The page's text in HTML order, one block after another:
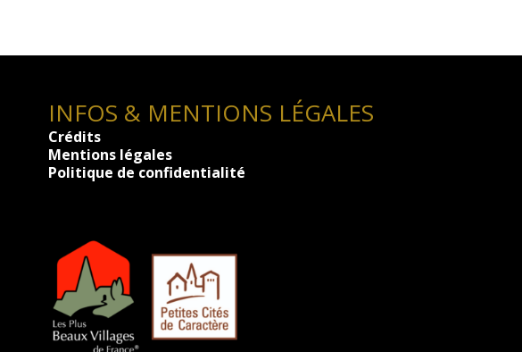
INFOS & MENTIONS LÉGALES
Crédits
Mentions légales
Politique de confidentialité